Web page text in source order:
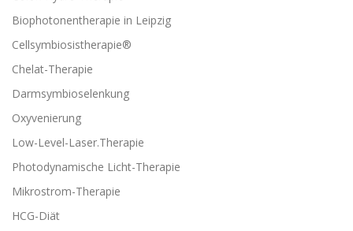
Biophotonentherapie in Leipzig
Cellsymbiosistherapie®
Chelat-Therapie
Darmsymbioselenkung
Oxyvenierung
Low-Level-Laser.Therapie
Photodynamische Licht-Therapie
Mikrostrom-Therapie
HCG-Diät